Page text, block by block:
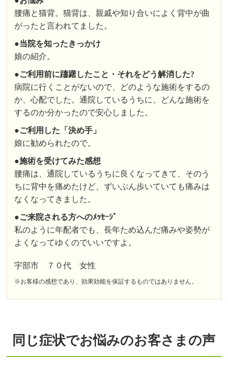
腰痛と猫背。猫背は、親戚や知り合いによく背中が曲
がったと言われてました。
●当院を知ったきっかけ
娘の紹介。
●ご利用前に躊躇したこと・それをどう解消した?
病院に行くことがないので、どのような施術をするの
か、心配でした。通院しているうちに、どんな施術を
するのか分かったので安心しました。
●ご利用した「決め手」
娘に勧められたので。
●施術を受けてみた感想
腰痛は、通院しているうちに良くなってきて、そのう
ちに背中を痛めたけど、ずいぶん歩いていても痛みは
なくなってきました。
●ご来院される方へのﾒｯｾｰｼﾞ
私のように年配者でも、長年ため込んだ痛みや姿勢が
よくなってゆくのでいいですよ。
宇部市 ７０代 女性
※お客様の感想であり、効果効能を保証するものではありません。
同じ症状でお悩みのお客さまの声